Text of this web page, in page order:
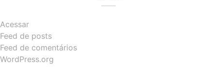
Acessar
Feed de posts
Feed de comentários
WordPress.org